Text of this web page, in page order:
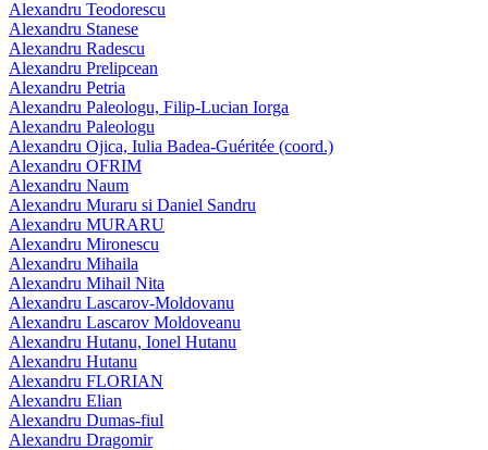
Alexandru Teodorescu
Alexandru Stanese
Alexandru Radescu
Alexandru Prelipcean
Alexandru Petria
Alexandru Paleologu, Filip-Lucian Iorga
Alexandru Paleologu
Alexandru Ojica, Iulia Badea-Guéritée (coord.)
Alexandru OFRIM
Alexandru Naum
Alexandru Muraru si Daniel Sandru
Alexandru MURARU
Alexandru Mironescu
Alexandru Mihaila
Alexandru Mihail Nita
Alexandru Lascarov-Moldovanu
Alexandru Lascarov Moldoveanu
Alexandru Hutanu, Ionel Hutanu
Alexandru Hutanu
Alexandru FLORIAN
Alexandru Elian
Alexandru Dumas-fiul
Alexandru Dragomir